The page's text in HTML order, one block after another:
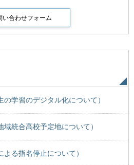
学習のデジタル化について）
統合高校予定地について）
る指名停止について）